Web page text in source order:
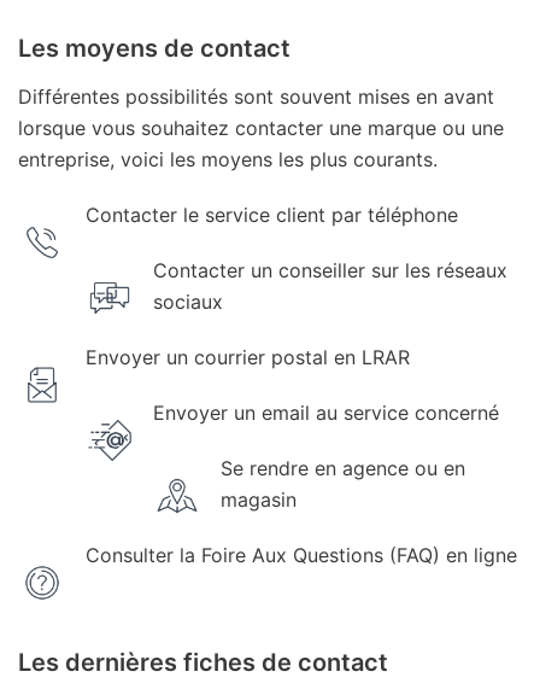
Les moyens de contact
Différentes possibilités sont souvent mises en avant
lorsque vous souhaitez contacter une marque ou une
entreprise, voici les moyens les plus courants.
Contacter le service client par téléphone
Contacter un conseiller sur les réseaux
sociaux
Envoyer un courrier postal en LRAR
Envoyer un email au service concerné
Se rendre en agence ou en
magasin
Consulter la Foire Aux Questions (FAQ) en ligne
Les dernières fiches de contact